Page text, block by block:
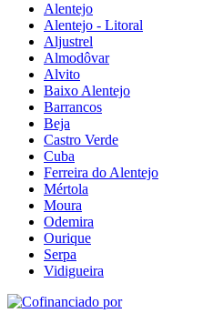
Alentejo
Alentejo - Litoral
Aljustrel
Almodôvar
Alvito
Baixo Alentejo
Barrancos
Beja
Castro Verde
Cuba
Ferreira do Alentejo
Mértola
Moura
Odemira
Ourique
Serpa
Vidigueira